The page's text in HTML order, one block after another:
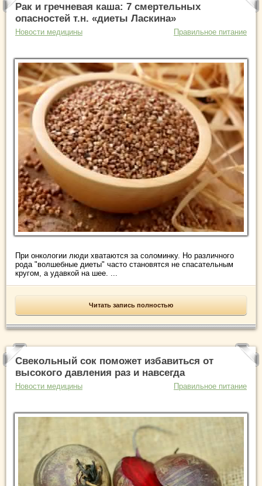
Рак и гречневая каша: 7 смертельных
опасностей т.н. «диеты Ласкина»
Новости медицины Правильное питание
При онкологии люди хватаются за соломинку. Но различного
рода "волшебные диеты" часто становятся не спасательным
кругом, а удавкой на шее. ...
Читать запись полностью
Свекольный сок поможет избавиться от
высокого давления раз и навсегда
Новости медицины Правильное питание